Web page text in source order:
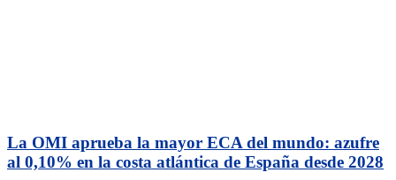
La OMI aprueba la mayor ECA del mundo: azufre
al 0,10% en la costa atlántica de España desde 2028